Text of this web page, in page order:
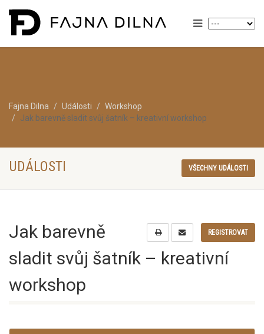
Fajna Dilna Události
Workshop
Jak barevně sladit svůj šatník – kreativní workshop
UDÁLOSTI VŠECHNY UDÁLOSTI
REGISTROVAT
Jak barevně
sladit svůj šatník – kreativní
workshop